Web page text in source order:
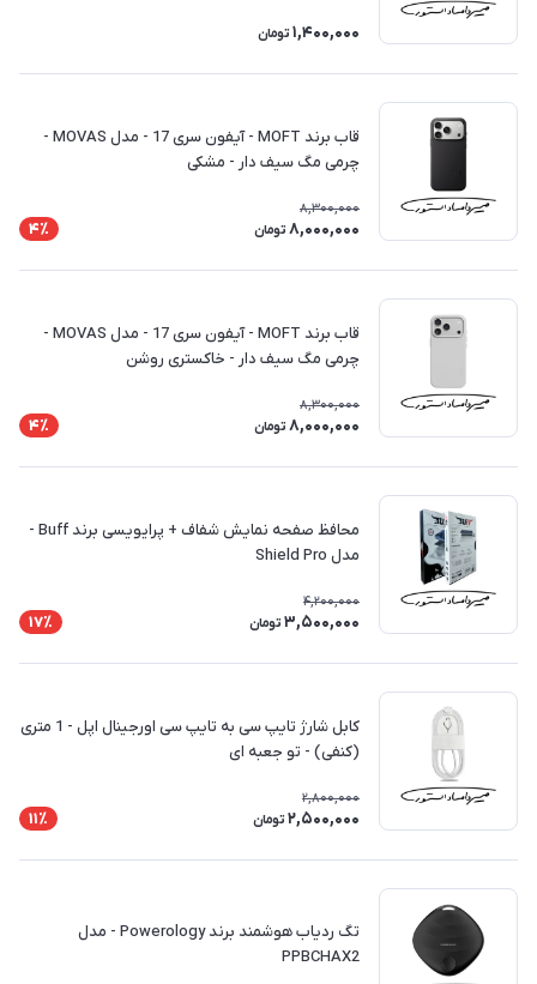
1,400,000 تومان
قاب برند MOFT - آیفون سری 17 - مدل MOVAS -
چرمی مگ سیف دار - مشکی
8,300,000
8,000,000 تومان 4٪
قاب برند MOFT - آیفون سری 17 - مدل MOVAS -
چرمی مگ سیف دار - خاکستری روشن
8,300,000
8,000,000 تومان 4٪
محافظ صفحه نمایش شفاف + پرایویسی برند Buff -
مدل Shield Pro
4,200,000
3,500,000 تومان 17٪
کابل شارژ تایپ سی به تایپ سی اورجینال اپل - 1 متری
(کنفی) - تو جعبه ای
2,800,000
2,500,000 تومان 11٪
تگ ردیاب هوشمند برند Powerology - مدل
PPBCHAX2